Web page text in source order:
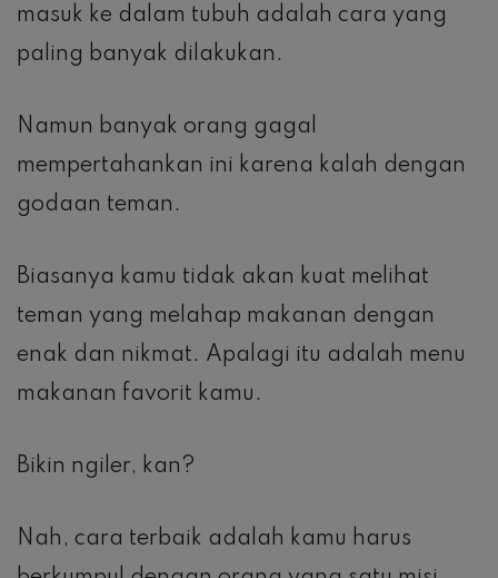
masuk ke dalam tubuh adalah cara yang
paling banyak dilakukan.
Namun banyak orang gagal
mempertahankan ini karena kalah dengan
godaan teman.
Biasanya kamu tidak akan kuat melihat
teman yang melahap makanan dengan
enak dan nikmat. Apalagi itu adalah menu
makanan favorit kamu.
Bikin ngiler, kan?
Nah, cara terbaik adalah kamu harus